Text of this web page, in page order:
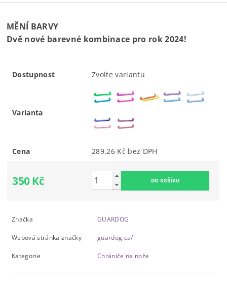
MĚNÍ BARVY
Dvě nové barevné kombinace pro rok 2024!
Dostupnost Zvolte variantu
Varianta
Cena 289,26 Kč bez DPH
350 Kč
Značka GUARDOG
Webová stránka značky guardog.ca/
Kategorie Chrániče na nože